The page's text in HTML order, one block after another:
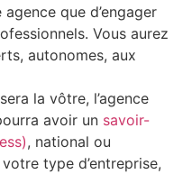
que d’engager
Vous aurez
autonomes, aux
la vôtre, l’agence
avoir un savoir-
, national ou
type d’entreprise,